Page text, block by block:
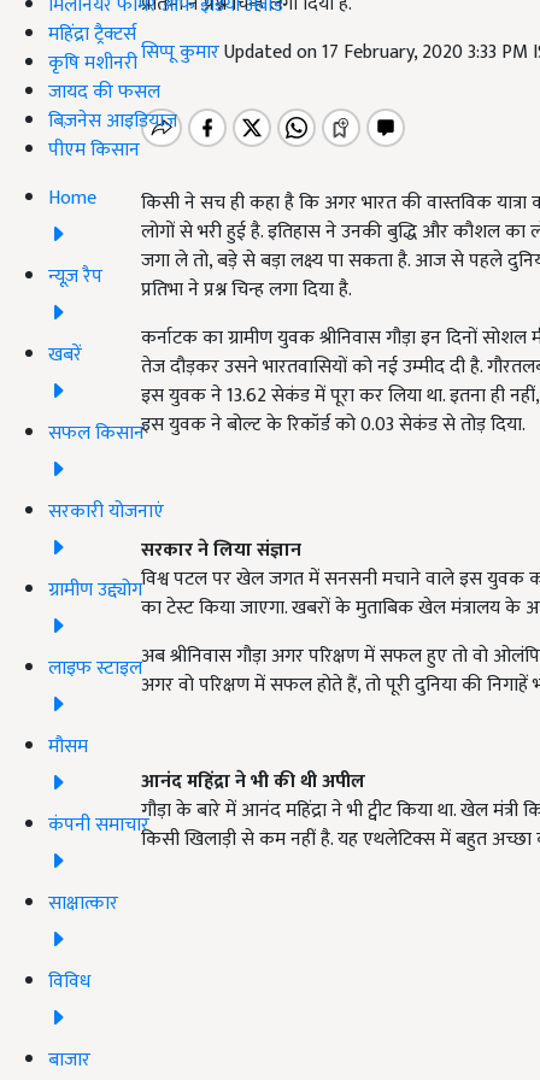
महिंद्रा ट्रैक्टर्स
कृषि मशीनरी
जायद की फसल
बिज़नेस आइडियाज
पीएम किसान
Home
न्यूज़ रैप
खबरें
सफल किसान
सरकारी योजनाएं
ग्रामीण उद्द्योग
लाइफ स्टाइल
मौसम
कंपनी समाचार
साक्षात्कार
विविध
बाजार
सिप्पू कुमारUpdated on 17 February, 2020 3:33 PM
किसी ने सच ही कहा है कि अगर भारत की वास्तविक यात्रा
लोगों से भरी हुई है. इतिहास ने उनकी बुद्धि और कौशल का
जगा ले तो, बड़े से बड़ा लक्ष्य पा सकता है. आज से पहले
प्रतिभा ने प्रश्न चिन्ह लगा दिया है.
कर्नाटक का ग्रामीण युवक श्रीनिवास गौड़ा इन दिनों
तेज दौड़कर उसने भारतवासियों को नई उम्मीद दी है.
इस युवक ने 13.62 सेकंड में पूरा कर लिया था. इतना ही
इस युवक ने बोल्ट के रिकॉर्ड को 0.03 सेकंड से तोड़ दिया.
सरकार ने लिया संज्ञान
विश्व पटल पर खेल जगत में सनसनी मचाने वाले इस युवक को
का टेस्ट किया जाएगा. खबरों के मुताबिक खेल मंत्रालय के
अब श्रीनिवास गौड़ा अगर परिक्षण में सफल हुए तो वो
अगर वो परिक्षण में सफल होते हैं, तो पूरी दुनिया की निगाहें
आनंद महिंद्रा ने भी की थी अपील
गौड़ा के बारे में आनंद महिंद्रा ने भी ट्वीट किया था. खेल
किसी खिलाड़ी से कम नहीं है. यह एथलेटिक्स में बहुत अच्छा